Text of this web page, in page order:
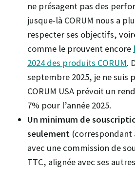
ne présagent pas des
jusque-là CORUM nous a
respecter ses objectifs,
comme le prouvent encore
2024 des produits CORUM.
septembre 2025, je ne suis
CORUM USA prévoit un
7% pour l’année 2025.
Un minimum de
seulement (correspondant
avec une commission de
TTC, alignée avec ses